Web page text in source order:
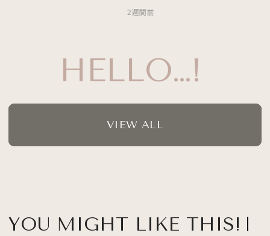
HELLO…!
2週間前
VIEW ALL
YOU MIGHT LIKE THIS!